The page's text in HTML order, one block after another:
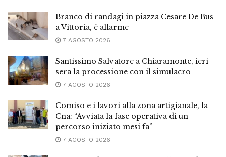
Branco di randagi in piazza Cesare De Bus
a Vittoria, è allarme
7 AGOSTO 2026
Santissimo Salvatore a Chiaramonte, ieri
sera la processione con il simulacro
7 AGOSTO 2026
Comiso e i lavori alla zona artigianale, la
Cna: “Avviata la fase operativa di un
percorso iniziato mesi fa”
7 AGOSTO 2026